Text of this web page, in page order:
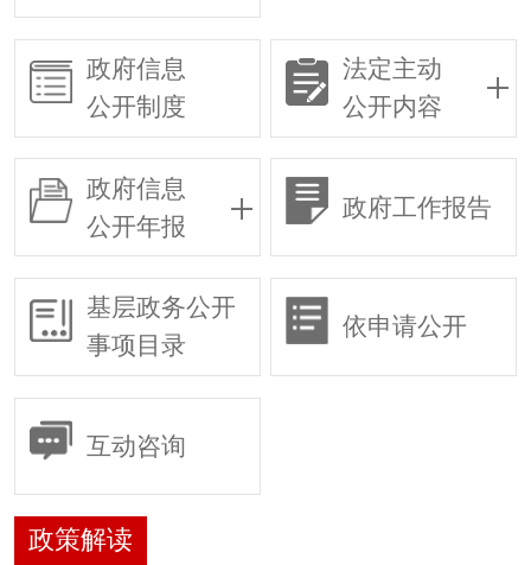
政府信息
公开制度
法定主动
公开内容
政府信息
公开年报
政府工作报告
基层政务公开
事项目录
依申请公开
互动咨询
政策解读